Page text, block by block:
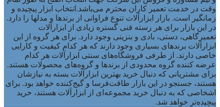
وقت در خدمت تعمیر کاران محترم می‌باشد.انتخاب ابزار پیچیده و
زمانگیر است. بازار ابزارآلات تنوع فراوانی از برندها و مدلها را دارد.
در این بازار برای هر رسته فنی گستره زیادی از ابزارآلات
تعمیرگاهی، دستی، بادی و بنزینی وجود دارد. برای هر گروه از این
ابزارآلات برندهای بسیاری وجود دارند که هر کدام کیفیت و کارایی
خاصی دارند. از طرفی فروشگاه‌های سنتی ابزارآلات هر کدام
عرضه کننده گروه محدودی از برندها و گروه‌های محصولات هستند.
برای مشتریانی که دنبال خرید بهترین ابزارآلات بسته به نیازشان
هستند، جستجو در این بازار طاقت‌فرسا و گیج‌کننده خواهد بود. برای
اشخاصی که به دنبال خرید مجموعه‌ای از ابزارآلات هستند، خرید
پیچیده‌تر خواهد شد.